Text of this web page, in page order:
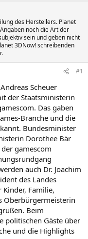
des Herstellers. Planet
noch die Art der
sein und geben nicht
3DNow! schreibenden
#1
Scheuer
der Staatsministerin
Das gaben
Branche und die
Bundesminister
Dorothee Bär
gamescom
auch Dr. Joachim
des Landes
Familie,
Oberbürgermeisterin
Beim
politischen Gäste über
und die Highlights